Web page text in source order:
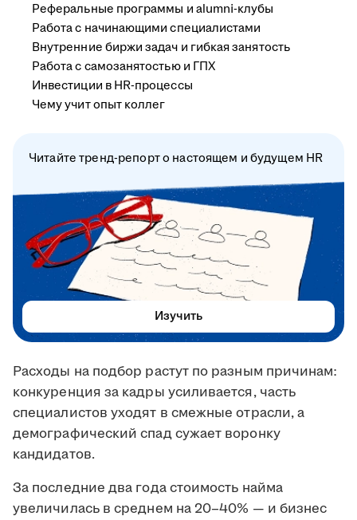
Расходы на подбор растут по разным причинам:
конкуренция за кадры усиливается, часть
специалистов уходят в смежные отрасли, а
демографический спад сужает воронку
кандидатов.
За последние два года стоимость найма
увеличилась в среднем на 20–40% — и бизнес
Реферальные программы и alumni-клубы
Работа с начинающими специалистами
Внутренние биржи задач и гибкая занятость
Работа с самозанятостью и ГПХ
Инвестиции в HR-процессы
Чему учит опыт коллег
Читайте тренд-репорт о настоящем и будущем HR
Изучить